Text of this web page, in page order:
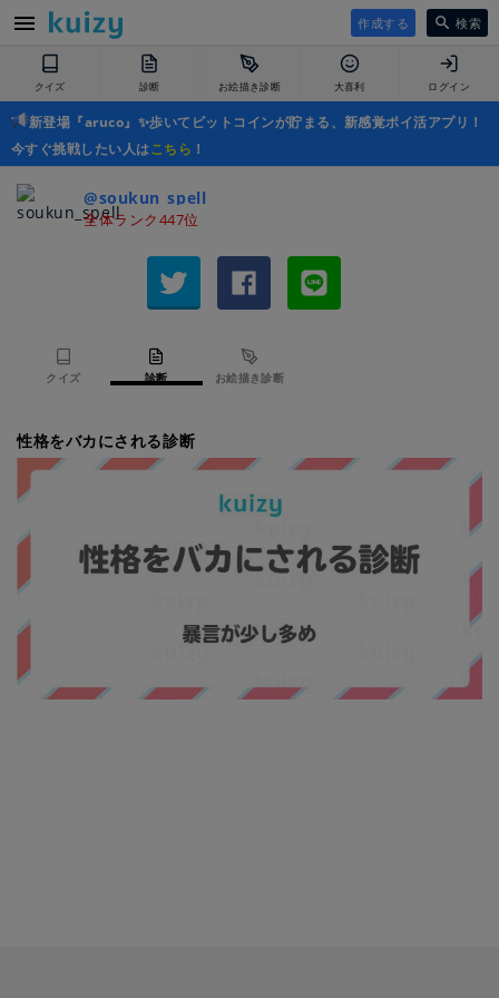
作成する 検索
クイズ 診断 お絵描き診断 大喜利 ログイン
新登場『aruco』✨歩いてビットコインが貯まる、新感覚ポイ活アプリ！
今すぐ挑戦したい人はこちら ！
@soukun_spell
全体ランク447位
クイズ 診断 お絵描き診断
性格をバカにされる診断